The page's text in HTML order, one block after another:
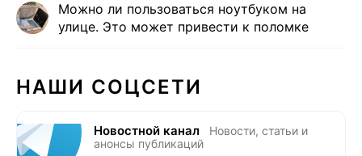
Можно ли пользоваться ноутбуком на
улице. Это может привести к поломке
НАШИ СОЦСЕТИ
Новостной канал
Новости, статьи и
анонсы публикаций